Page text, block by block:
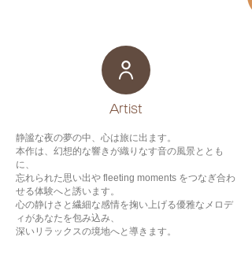
​Artist
静謐な夜の夢の中、心は旅に出ます。
本作は、幻想的な響きが織りなす音の風景ととも
に、
忘れられた思い出や fleeting moments をつなぎ合わ
せる体験へと誘います。
心の静けさと繊細な感情を掬い上げる優雅なメロデ
ィがあなたを包み込み、
深いリラックスの境地へと導きます。